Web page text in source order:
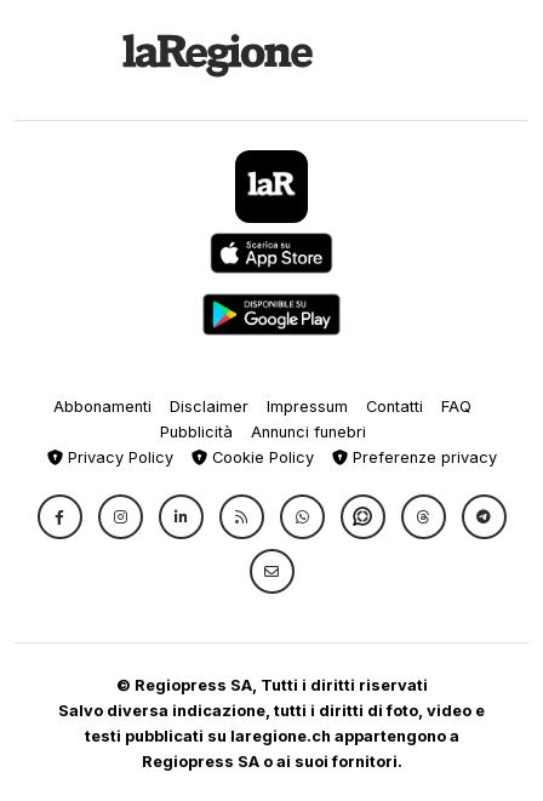
Abbonamenti Disclaimer Impressum Contatti
FAQ
Pubblicità
Annunci funebri
Privacy Policy
Cookie Policy Preferenze privacy
© Regiopress SA, Tutti i diritti riservati
Salvo diversa indicazione, tutti i diritti di foto, video e
testi pubblicati su laregione.ch appartengono a
Regiopress SA o ai suoi fornitori.